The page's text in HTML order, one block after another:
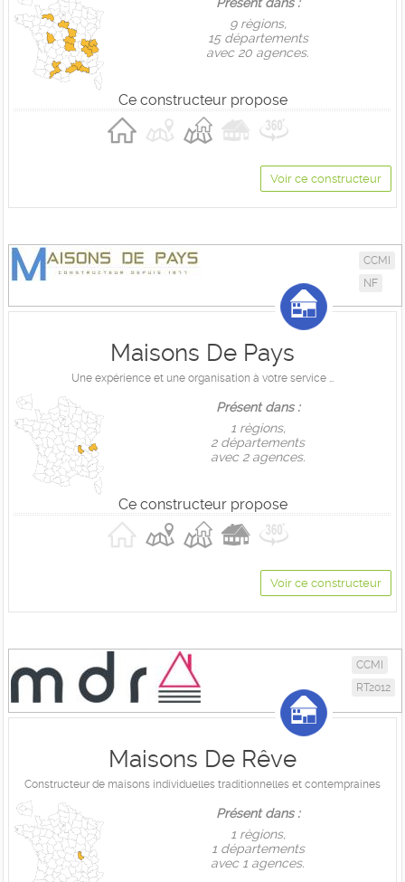
9 règions,
15 départements
avec 20 agences.
Ce constructeur propose
Voir ce constructeur
CCMI
NF
Maisons De Pays
Une expérience et une organisation à votre service …
Présent dans :
1 règions,
2 départements
avec 2 agences.
Ce constructeur propose
Voir ce constructeur
CCMI
RT2012
Maisons De Rêve
Constructeur de maisons individuelles traditionnelles et contempraines
Présent dans :
1 règions,
1 départements
avec 1 agences.